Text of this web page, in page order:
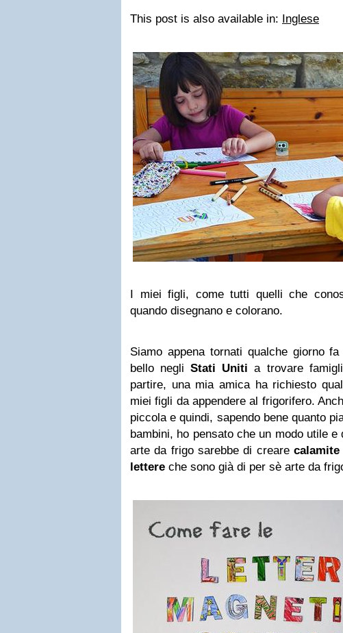
This post is also available in: Inglese
I miei figli, come tutti quelli che
quando disegnano e colorano.
Siamo appena tornati qualche giorno
bello negliStati Uniti a trovare
partire, una mia amica ha richiesto
miei figli da appendere al frigorifero.
piccola e quindi, sapendo bene quanto
bambini, ho pensato che un modo utile
arte da frigo sarebbe di creare
lettere che sono già di per sè arte da